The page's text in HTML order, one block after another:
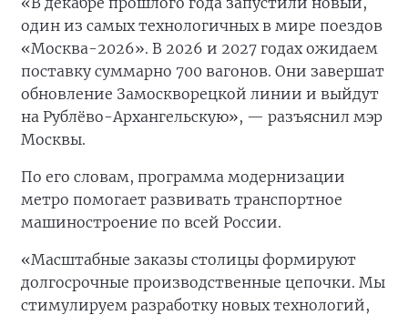
один из самых технологичных в мире поездов
«Москва-2026». В 2026 и 2027 годах ожидаем
поставку суммарно 700 вагонов. Они завершат
обновление Замоскворецкой линии и выйдут
на Рублёво-Архангельскую», — разъяснил мэр
Москвы.
По его словам, программа модернизации
метро помогает развивать транспортное
машиностроение по всей России.
«Масштабные заказы столицы формируют
долгосрочные производственные цепочки. Мы
стимулируем разработку новых технологий,